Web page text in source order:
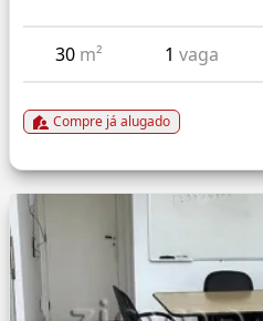
30 m² 1 vaga
Compre já alugado